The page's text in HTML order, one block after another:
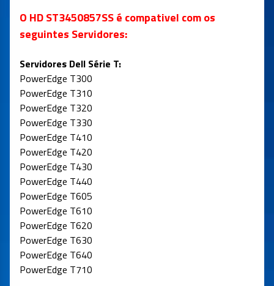
O HDST3450857SSé compativel com os
seguintes Servidores:
Servidores Dell Série T:
PowerEdge T300
PowerEdge T310
PowerEdge T320
PowerEdge T330
PowerEdge T410
PowerEdge T420
PowerEdge T430
PowerEdge T440
PowerEdge T605
PowerEdge T610
PowerEdge T620
PowerEdge T630
PowerEdge T640
PowerEdge T710